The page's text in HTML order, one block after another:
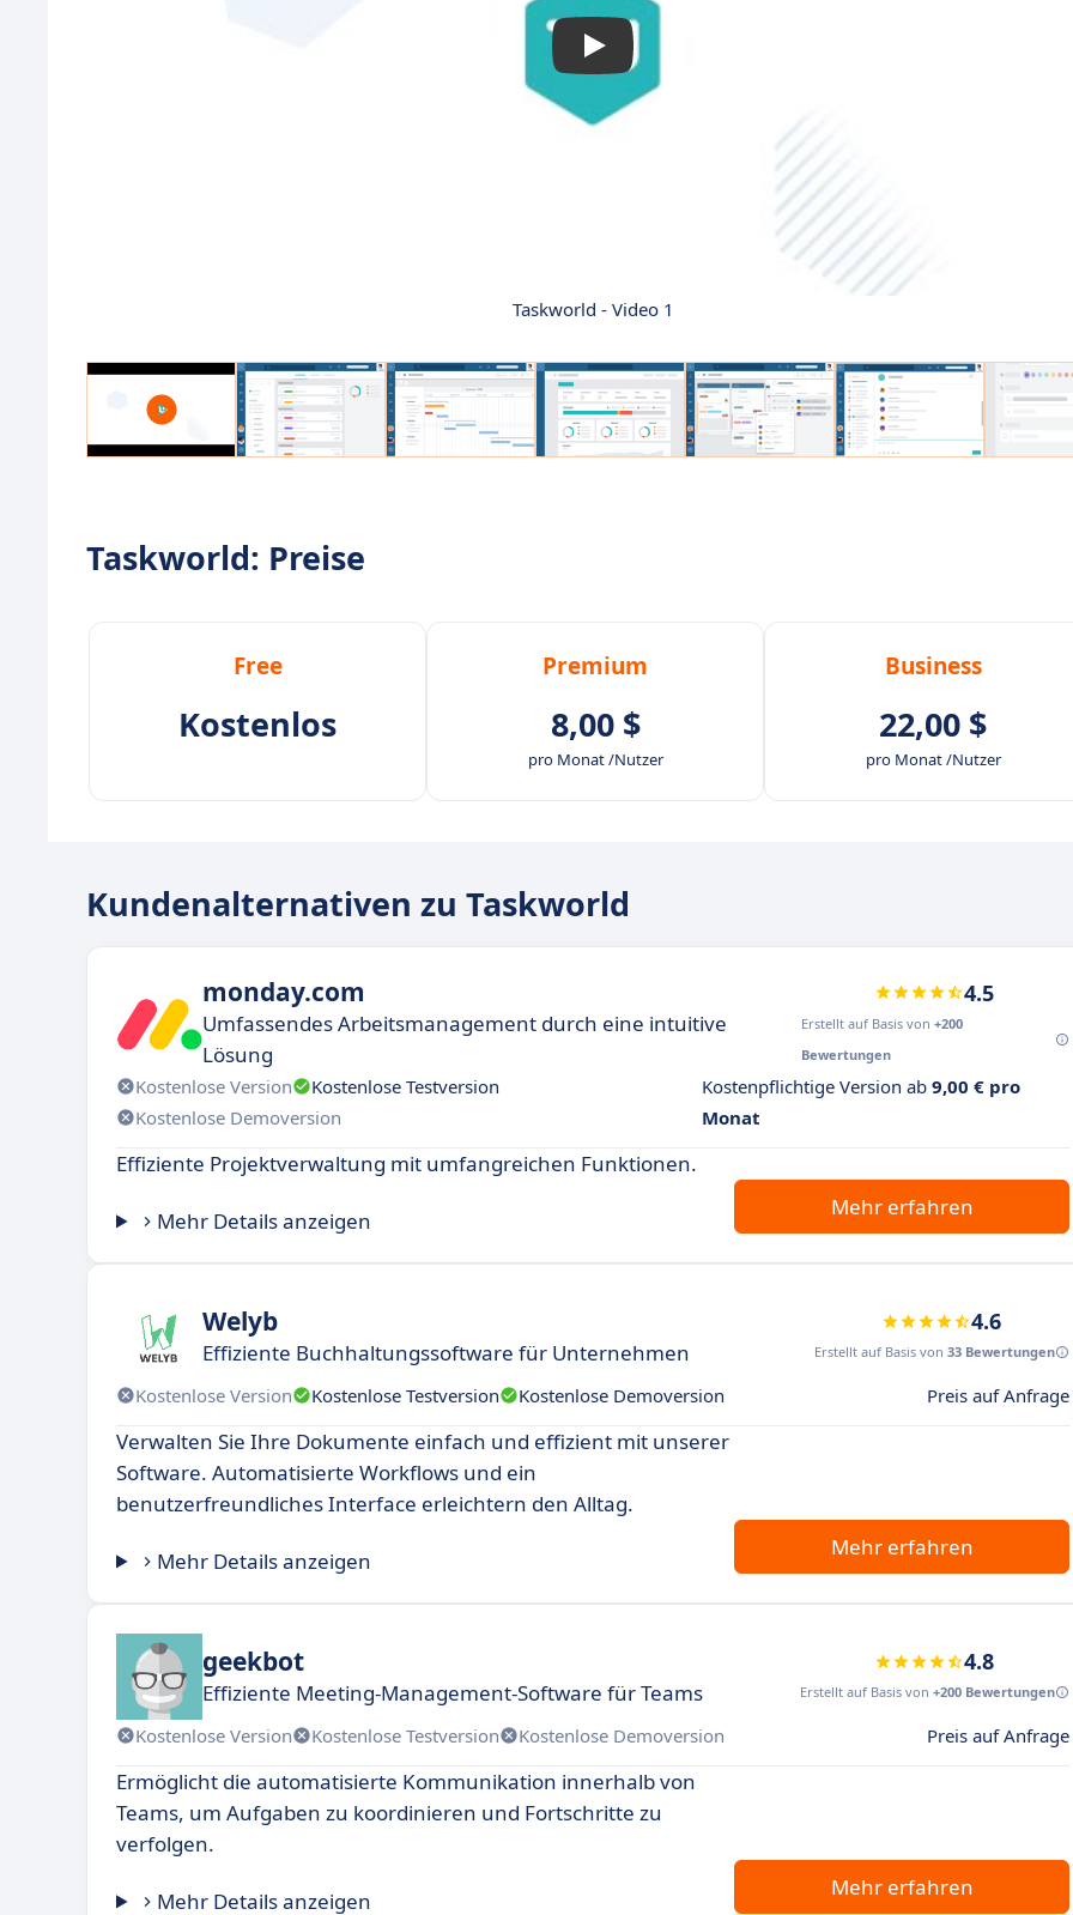
Taskworld - Video 1
Taskworld: Preise
Free
Kostenlos
Premium
8,00 $
pro Monat /Nutzer
Business
22,00 $
pro Monat /Nutzer
Kundenalternativen zu Taskworld
monday.com
Umfassendes Arbeitsmanagement durch eine intuitive
Lösung
4.5
Erstellt auf Basis von +200
Bewertungen
Kostenlose Version
Kostenlose Testversion
Kostenlose Demoversion
Kostenpflichtige Version ab 9,00 € pro
Monat
Effiziente Projektverwaltung mit umfangreichen Funktionen.
Mehr Details anzeigen
Mehr erfahren
Welyb
Effiziente Buchhaltungssoftware für Unternehmen
4.6
Erstellt auf Basis von 33 Bewertungen
Kostenlose Version Kostenlose Testversion Kostenlose Demoversion Preis auf Anfrage
Verwalten Sie Ihre Dokumente einfach und effizient mit unserer
Software. Automatisierte Workflows und ein
benutzerfreundliches Interface erleichtern den Alltag.
Mehr Details anzeigen
Mehr erfahren
geekbot
Effiziente Meeting-Management-Software für Teams
4.8
Erstellt auf Basis von +200 Bewertungen
Kostenlose Version Kostenlose Testversion Kostenlose Demoversion Preis auf Anfrage
Ermöglicht die automatisierte Kommunikation innerhalb von
Teams, um Aufgaben zu koordinieren und Fortschritte zu
verfolgen.
Mehr Details anzeigen
Mehr erfahren